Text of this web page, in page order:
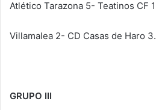
Atlético Tarazona 5- Teatinos CF 1
Villamalea 2- CD Casas de Haro 3.
GRUPO III